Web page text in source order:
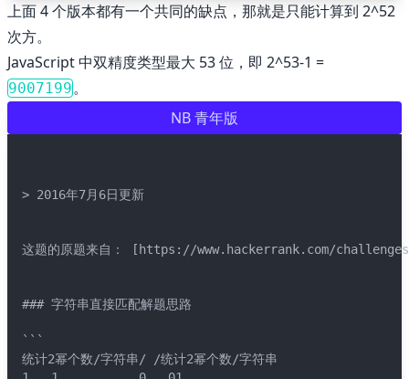
上面 4 个版本都有一个共同的缺点，那就是只能计算到 2^52
次方。
JavaScript 中双精度类型最大 53 位，即 2^53-1 =
9007199。
NB 青年版
> 2016年7月6日更新
这题的原题来自： [https://www.hackerrank.com/
### 字符串直接匹配解题思路
```
统计2幂个数/字符串/ /统计2幂个数/字符串